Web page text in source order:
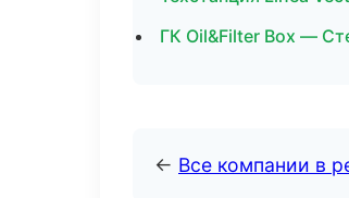
ГК Oil&Filter Box —
← Все компании в